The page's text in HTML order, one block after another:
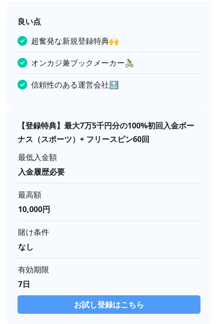
良い点
超奮発な新規登録特典🙌
オンカジ兼ブックメーカー🚴‍♂️
信頼性のある運営会社🔝
【登録特典】最大7万5千円分の100%初回入金ボー
ナス（スポーツ）+ フリースピン60回
最低入金額
入金履歴必要
最高額
10,000円
賭け条件
なし
有効期限
7日
お試し登録はこちら